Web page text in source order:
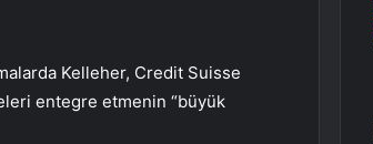
Kelleher, Credit Suisse
entegre etmenin “büyük